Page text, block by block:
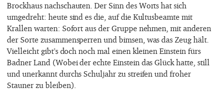
Brockhaus nachschauten. Der Sinn des Worts hat sich
umgedreht: heute sind es die, auf die Kultusbeamte mit
Krallen warten: Sofort aus der Gruppe nehmen, mit anderen
der Sorte zusammensperren und bimsen, was das Zeug hält.
Vielleicht gibt’s doch noch mal einen kleinen Einstein fürs
Badner Land (Wobei der echte Einstein das Glück hatte, still
und unerkannt durchs Schuljahr zu streifen und froher
Stauner zu bleiben).